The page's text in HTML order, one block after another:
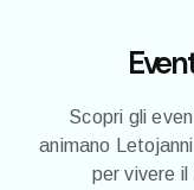
Scopri gli
animano
per vivere